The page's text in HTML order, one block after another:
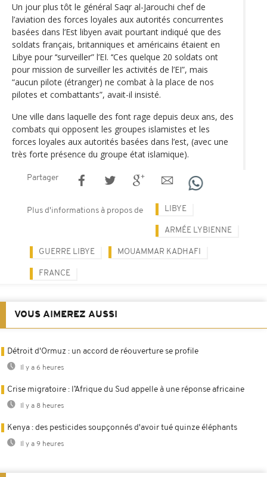
Un jour plus tôt le général Saqr al-Jarouchi chef de
l’aviation des forces loyales aux autorités concurrentes
basées dans l’Est libyen avait pourtant indiqué que des
soldats français, britanniques et américains étaient en
Libye pour ‘‘surveiller” l’EI. ‘‘Ces quelque 20 soldats ont
pour mission de surveiller les activités de l’EI”, mais
“aucun pilote (étranger) ne combat à la place de nos
pilotes et combattants”, avait-il insisté.
Une ville dans laquelle des font rage depuis deux ans, des
combats qui opposent les groupes islamistes et les
forces loyales aux autorités basées dans l’est, (avec une
très forte présence du groupe état islamique).
Partager
Plus d'informations à propos de LIBYE
ARMÉE LYBIENNE
GUERRE LIBYE MOUAMMAR KADHAFI
FRANCE
VOUS AIMEREZ AUSSI
Détroit d'Ormuz : un accord de réouverture se profile
Il y a 6 heures
Crise migratoire : l’Afrique du Sud appelle à une réponse africaine
Il y a 8 heures
Kenya : des pesticides soupçonnés d'avoir tué quinze éléphants
Il y a 9 heures